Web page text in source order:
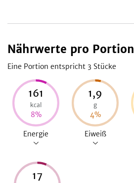
Nährwerte pro Portion
Eine Portion entspricht 3 Stücke
161
kcal
8%
Energie
1,9
g
4%
Eiweiß
17